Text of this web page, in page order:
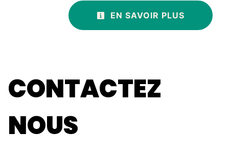
EN SAVOIR PLUS
CONTACTEZ
NOUS